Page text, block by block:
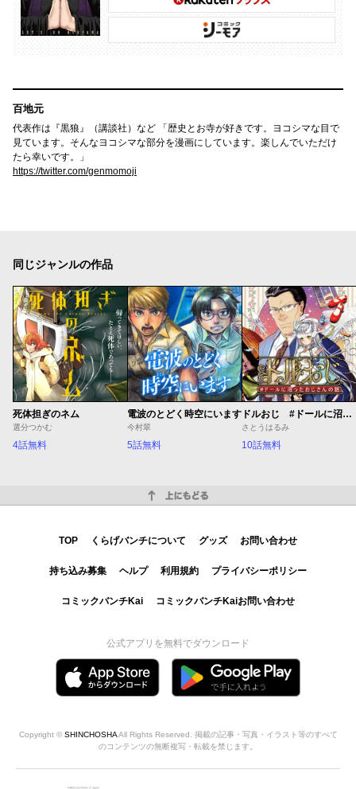
百地元
代表作は『黒狼』（講談社）など 「歴史とお寺が好きです。ヨコシマな目で
見ています。そんなヨコシマな部分を漫画にしています。楽しんでいただけ
たら幸いです。」
https://twitter.com/genmomoji
同じジャンルの作品
死体担ぎのネム
選分つかむ
4話無料
電波のとどく時空にいます
今村翠
5話無料
ドルおじ #ドールに沼ったおじさんの話
さとうはるみ
10話無料
TOP くらげバンチについて グッズ お問い合わせ
持ち込み募集 ヘルプ 利用規約 プライバシーポリシー
コミックバンチKai コミックバンチKaiお問い合わせ
公式アプリを無料でダウンロード
Copyright © SHINCHOSHAAll Rights Reserved. 掲載の記事・写真・イラスト等のすべて
のコンテンツの無断複写・転載を禁じます。